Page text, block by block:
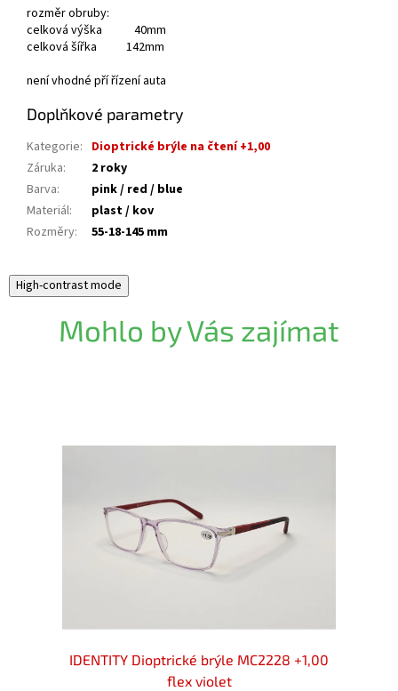
rozměr obruby:
celková výška 40mm
celková šířka 142mm
není vhodné pří řízení auta
Doplňkové parametry
Kategorie: Dioptrické brýle na čtení +1,00
Záruka:
2 roky
Barva:
pink / red / blue
Materiál:
plast / kov
Rozměry: 55-18-145 mm
High-contrast mode
Mohlo by Vás zajímat
IDENTITY Dioptrické brýle MC2228 +1,00
flex violet